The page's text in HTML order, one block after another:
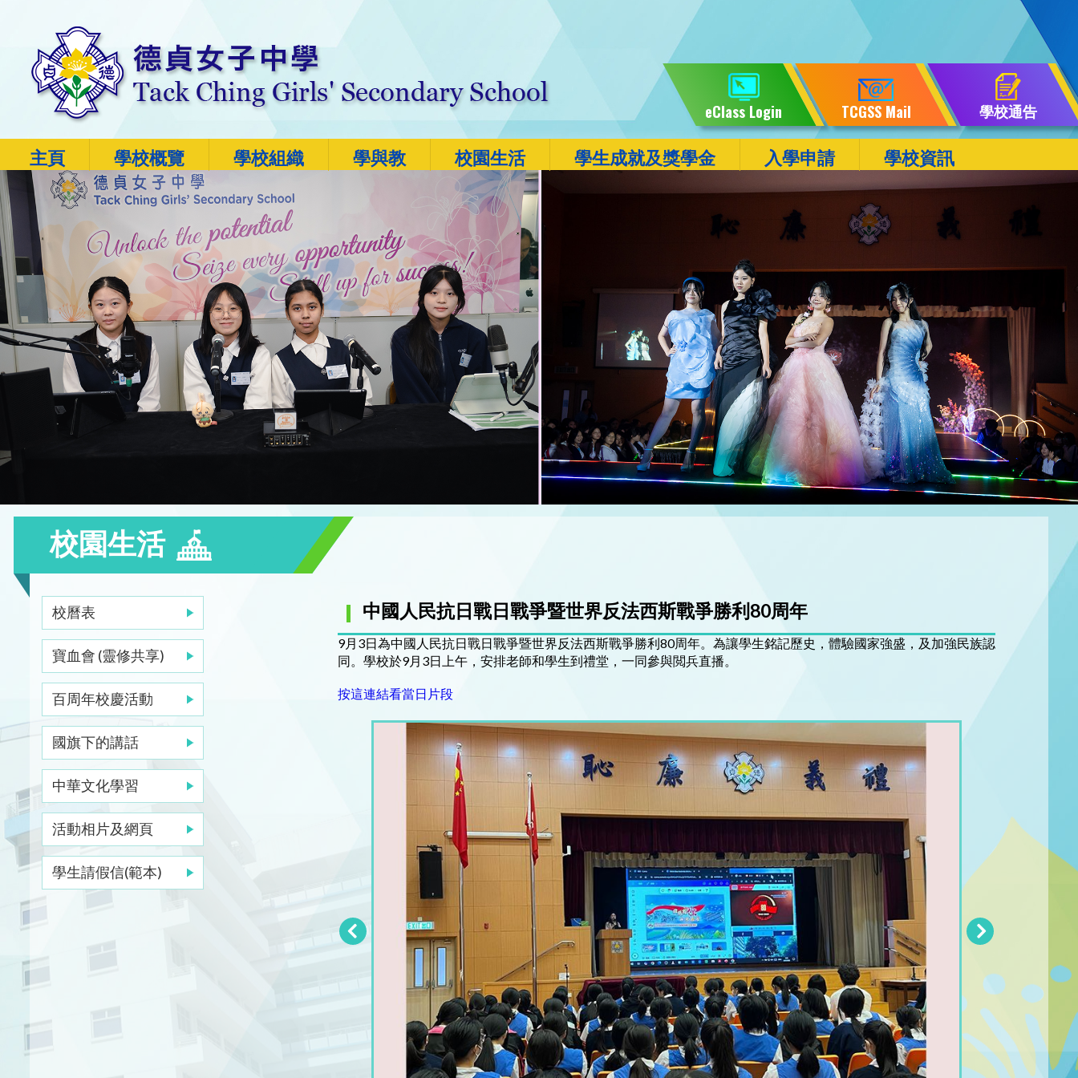
主頁 學校概覽 學校組織 學與教 校園生活 學生成就及獎學金 入學申請 學校資訊
eClass Login TCGSS Mail 學校通告
校園生活
校曆表
寶血會 (靈修共享)
百周年校慶活動
國旗下的講話
中華文化學習
活動相片及網頁
學生請假信(範本)
中國人民抗日戰日戰爭暨世界反法西斯戰爭勝利80周年
9月3日為中國人民抗日戰日戰爭暨世界反法西斯戰爭勝利80周年。為讓學生銘記歷史，體驗國家強盛，及加強民族認
同。學校於9月3日上午，安排老師和學生到禮堂，一同參與閲兵直播。
按這連結看當日片段